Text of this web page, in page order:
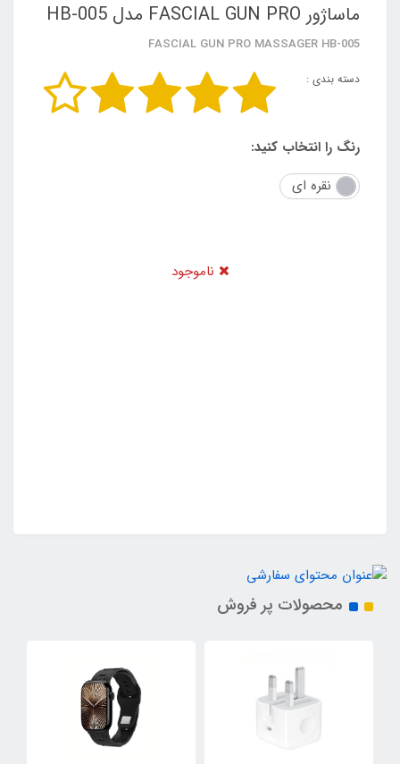
ماساژور FASCIAL GUN PRO مدل HB-005
FASCIAL GUN PRO MASSAGER HB-005
دسته بندی :
رنگ را انتخاب کنید:
نقره ای
ناموجود
محصولات پر فروش